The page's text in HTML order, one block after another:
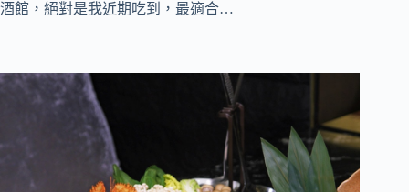
酒館，絕對是我近期吃到，最適合…